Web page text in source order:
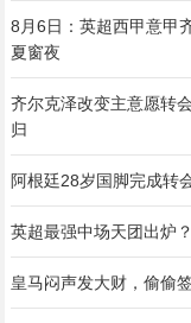
8月6日：英超西甲意甲
夏窗夜
齐尔克泽改变主意愿转
归
阿根廷28岁国脚完成转
英超最强中场天团出炉
皇马闷声发大财，偷偷